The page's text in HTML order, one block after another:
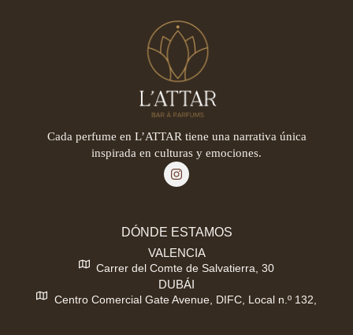
Cada perfume en L’ATTAR tiene una narrativa única
inspirada en culturas y emociones.
DÓNDE ESTAMOS
VALENCIA
Carrer del Comte de Salvatierra, 30
DUBÁI
Centro Comercial Gate Avenue, DIFC, Local n.º 132,